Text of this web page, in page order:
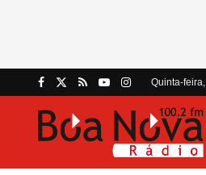
Quinta-